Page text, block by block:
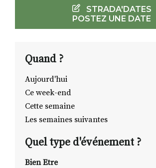
STRADA'DATES
POSTEZ UNE DATE
Quand ?
Aujourd'hui
Ce week-end
Cette semaine
Les semaines suivantes
Quel type d'événement ?
Bien Etre